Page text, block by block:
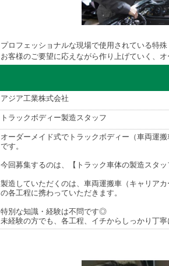
プロフェッショナルな現場で使用されている特
お客様のご要望に応えながら作り上げていく、
アジア工業株式会社
トラックボディー製造スタッフ
オーダーメイド式でトラックボディー（車両運
です。
今回募集するのは、【トラック車体の製造スタッ
製造していただくのは、車両運搬車（キャリア
の各工程に携わっていただきます。
特別な知識・経験は不問です◎
未経験の方でも、各工程、イチからしっかり丁